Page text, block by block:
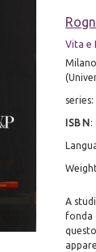
Vita e
series:
ISBN :
A
fonda